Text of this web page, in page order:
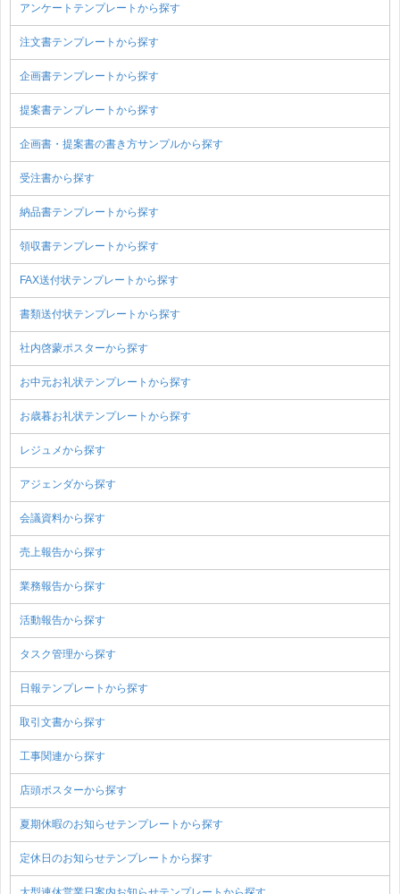
アンケートテンプレートから探す
注文書テンプレートから探す
企画書テンプレートから探す
提案書テンプレートから探す
企画書・提案書の書き方サンプルから探す
受注書から探す
納品書テンプレートから探す
領収書テンプレートから探す
FAX送付状テンプレートから探す
書類送付状テンプレートから探す
社内啓蒙ポスターから探す
お中元お礼状テンプレートから探す
お歳暮お礼状テンプレートから探す
レジュメから探す
アジェンダから探す
会議資料から探す
売上報告から探す
業務報告から探す
活動報告から探す
タスク管理から探す
日報テンプレートから探す
取引文書から探す
工事関連から探す
店頭ポスターから探す
夏期休暇のお知らせテンプレートから探す
定休日のお知らせテンプレートから探す